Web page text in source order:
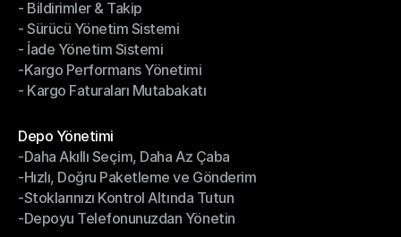
- Kargo Otomasyonu
- Bildirimler & Takip
- Bildirimler & Takip
- Sürücü Yönetim Sistemi
- Sürücü Yönetim Sistemi
- İade Yönetim Sistemi
- İade Yönetim Sistemi
-Kargo Performans Yönetimi
-Kargo Performans Yönetimi
- Kargo Faturaları Mutabakatı
Depo Yönetimi
Depo Yönetimi
-Daha Akıllı Seçim, Daha Az Çaba
-Daha Akıllı Seçim, Daha Az Çaba
-Hızlı, Doğru Paketleme ve Gönderim
-Hızlı, Doğru Paketleme ve Gönderim
-Stoklarınızı Kontrol Altında Tutun
-Stoklarınızı Kontrol Altında Tutun
-Depoyu Telefonunuzdan Yönetin